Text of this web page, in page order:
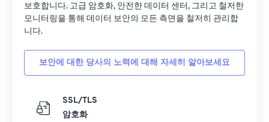
보호합니다. 고급 암호화, 안전한 데이터 센터, 그리고 철저한
모니터링을 통해 데이터 보안의 모든 측면을 철저히 관리합
니다.
보안에 대한 당사의 노력에 대해 자세히 알아보세요
SSL/TLS
암호화